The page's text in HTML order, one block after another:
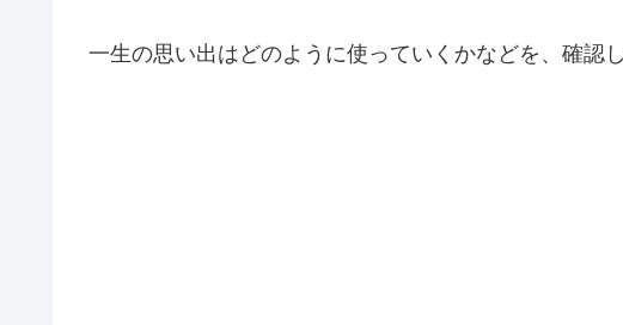
一生の思い出はどのように使っていくかなどを、確認